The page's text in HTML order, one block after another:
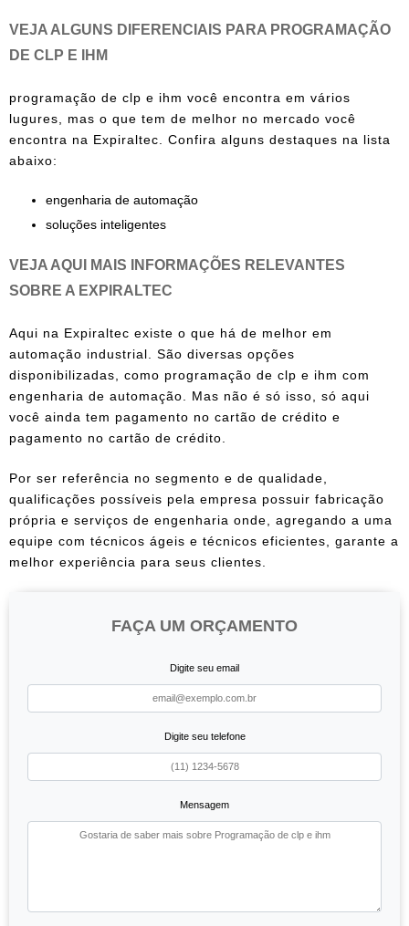
VEJA ALGUNS DIFERENCIAIS PARA PROGRAMAÇÃO
DE CLP E IHM
programação de clp e ihm você encontra em vários
lugures, mas o que tem de melhor no mercado você
encontra na Expiraltec. Confira alguns destaques na lista
abaixo:
engenharia de automação
soluções inteligentes
VEJA AQUI MAIS INFORMAÇÕES RELEVANTES
SOBRE A EXPIRALTEC
Aqui na Expiraltec existe o que há de melhor em
automação industrial. São diversas opções
disponibilizadas, como programação de clp e ihm com
engenharia de automação. Mas não é só isso, só aqui
você ainda tem pagamento no cartão de crédito e
pagamento no cartão de crédito.
Por ser referência no segmento e de qualidade,
qualificações possíveis pela empresa possuir fabricação
própria e serviços de engenharia onde, agregando a uma
equipe com técnicos ágeis e técnicos eficientes, garante a
melhor experiência para seus clientes.
FAÇA UM ORÇAMENTO
Digite seu email
Digite seu telefone
Mensagem